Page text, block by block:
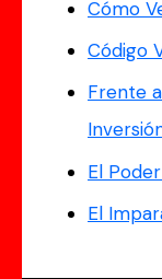
Cómo
Código
Frente
El
El